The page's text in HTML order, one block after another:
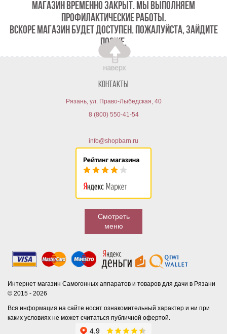
МАГАЗИН ВРЕМЕННО ЗАКРЫТ. МЫ ВЫПОЛНЯЕМ
ПРОФИЛАКТИЧЕСКИЕ РАБОТЫ.
ВСКОРЕ МАГАЗИН БУДЕТ ДОСТУПЕН. ПОЖАЛУЙСТА, ЗАЙДИТЕ
ПОЗЖЕ.
Контакты
Рязань, ул. Право-Лыбедская, 40
8 (800) 550-41-54
info@shopbarn.ru
Смотреть
меню
Интернет магазин Самогонных аппаратов и товаров для дачи в Рязани
© 2015 - 2026
Вся информация на сайте носит ознакомительный характер и ни при
каких условиях не может считаться публичной офертой.